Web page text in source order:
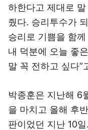
하한다고 제대로
줬다. 승리투수가
승리로 기쁨을 함
내 덕분에 오늘 좋
말 꼭 전하고 싶다”
박종훈은 지난해 6
을 마치고 올해 후
판이었던 지난 10